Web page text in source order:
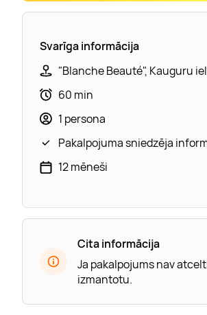
Svarīga informācija
"Blanche Beauté", Kauguru
60 min
1 persona
Pakalpojuma sniedzēja
12 mēneši
Cita informācija
Ja pakalpojums nav
izmantotu.